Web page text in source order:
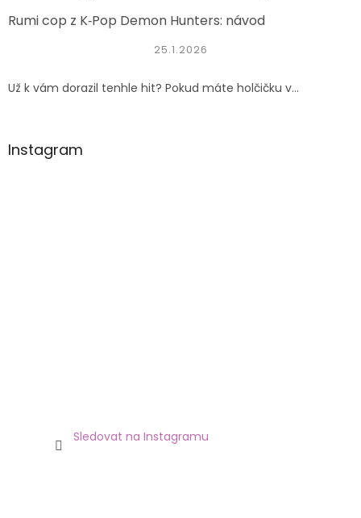
Rumi cop z K‑Pop Demon Hunters: návod
25.1.2026
Už k vám dorazil tenhle hit? Pokud máte holčičku v...
Instagram
Sledovat na Instagramu